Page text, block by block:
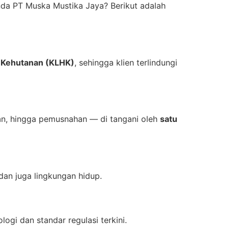
PT Muska Mustika Jaya? Berikut adalah
(KLHK), sehingga klien terlindungi
hingga pemusnahan — di tangani oleh satu
juga lingkungan hidup.
dan standar regulasi terkini.